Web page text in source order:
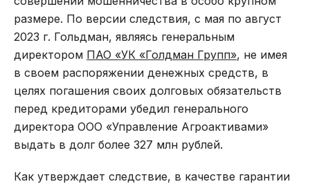
размере. По версии следствия, с мая по август
2023 г. Гольдман, являясь генеральным
директором ПАО «УК «Голдман Групп», не имея
в своем распоряжении денежных средств, в
целях погашения своих долговых обязательств
перед кредиторами убедил генерального
директора ООО «Управление Агроактивами»
выдать в долг более 327 млн рублей.
Как утверждает следствие, в качестве гарантии